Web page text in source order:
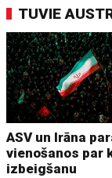
TUVIE
ASV un Irāna
vienošanos par
izbeigšanu